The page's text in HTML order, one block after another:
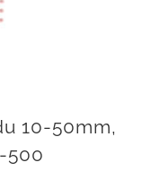
10-50mm,
500